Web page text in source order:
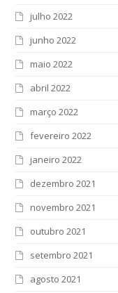
julho 2022
junho 2022
maio 2022
abril 2022
março 2022
fevereiro 2022
janeiro 2022
dezembro 2021
novembro 2021
outubro 2021
setembro 2021
agosto 2021